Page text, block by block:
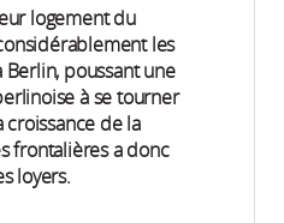
logement du
les
poussant une
à se tourner
croissance de la
frontalières a donc
loyers.